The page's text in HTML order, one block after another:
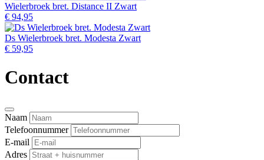
Wielerbroek bret. Distance II Zwart
€ 94,95
Ds Wielerbroek bret. Modesta Zwart
€ 59,95
Contact
Naam
Telefoonnummer
E-mail
Adres